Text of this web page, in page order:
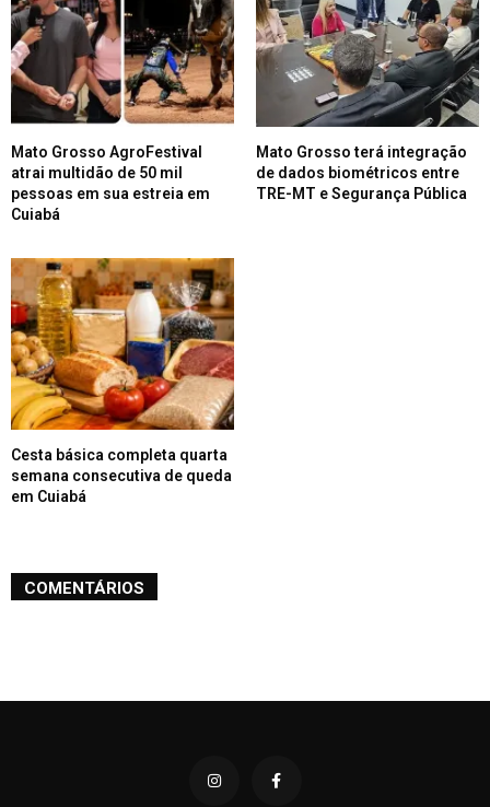
Mato Grosso AgroFestival
atrai multidão de 50 mil
pessoas em sua estreia em
Cuiabá
Mato Grosso terá integração
de dados biométricos entre
TRE-MT e Segurança Pública
Cesta básica completa quarta
semana consecutiva de queda
em Cuiabá
COMENTÁRIOS